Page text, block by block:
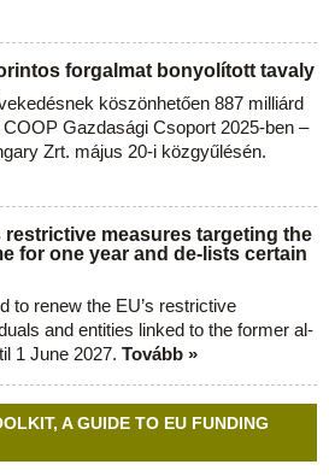
forgalmat bonyolított tavaly
köszönhetően 887 milliárd
Gazdasági Csoport 2025-ben –
Zrt. május 20-i közgyűlésén.
measures targeting the
for one year and de-lists certain
to renew the EU’s restrictive
and entities linked to the former al-
1 June 2027. Tovább »
A GUIDE TO EU FUNDING